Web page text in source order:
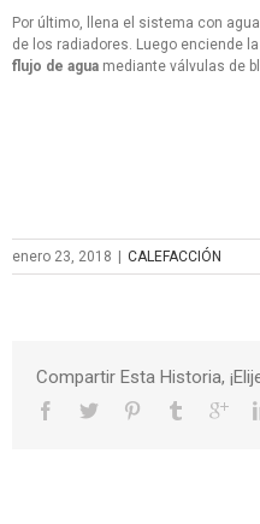
Por último, llena el sistema con
de los radiadores. Luego enciende
flujo de agua mediante válvulas de
enero 23, 2018 CALEFACCIÓN
Compartir Esta Historia,